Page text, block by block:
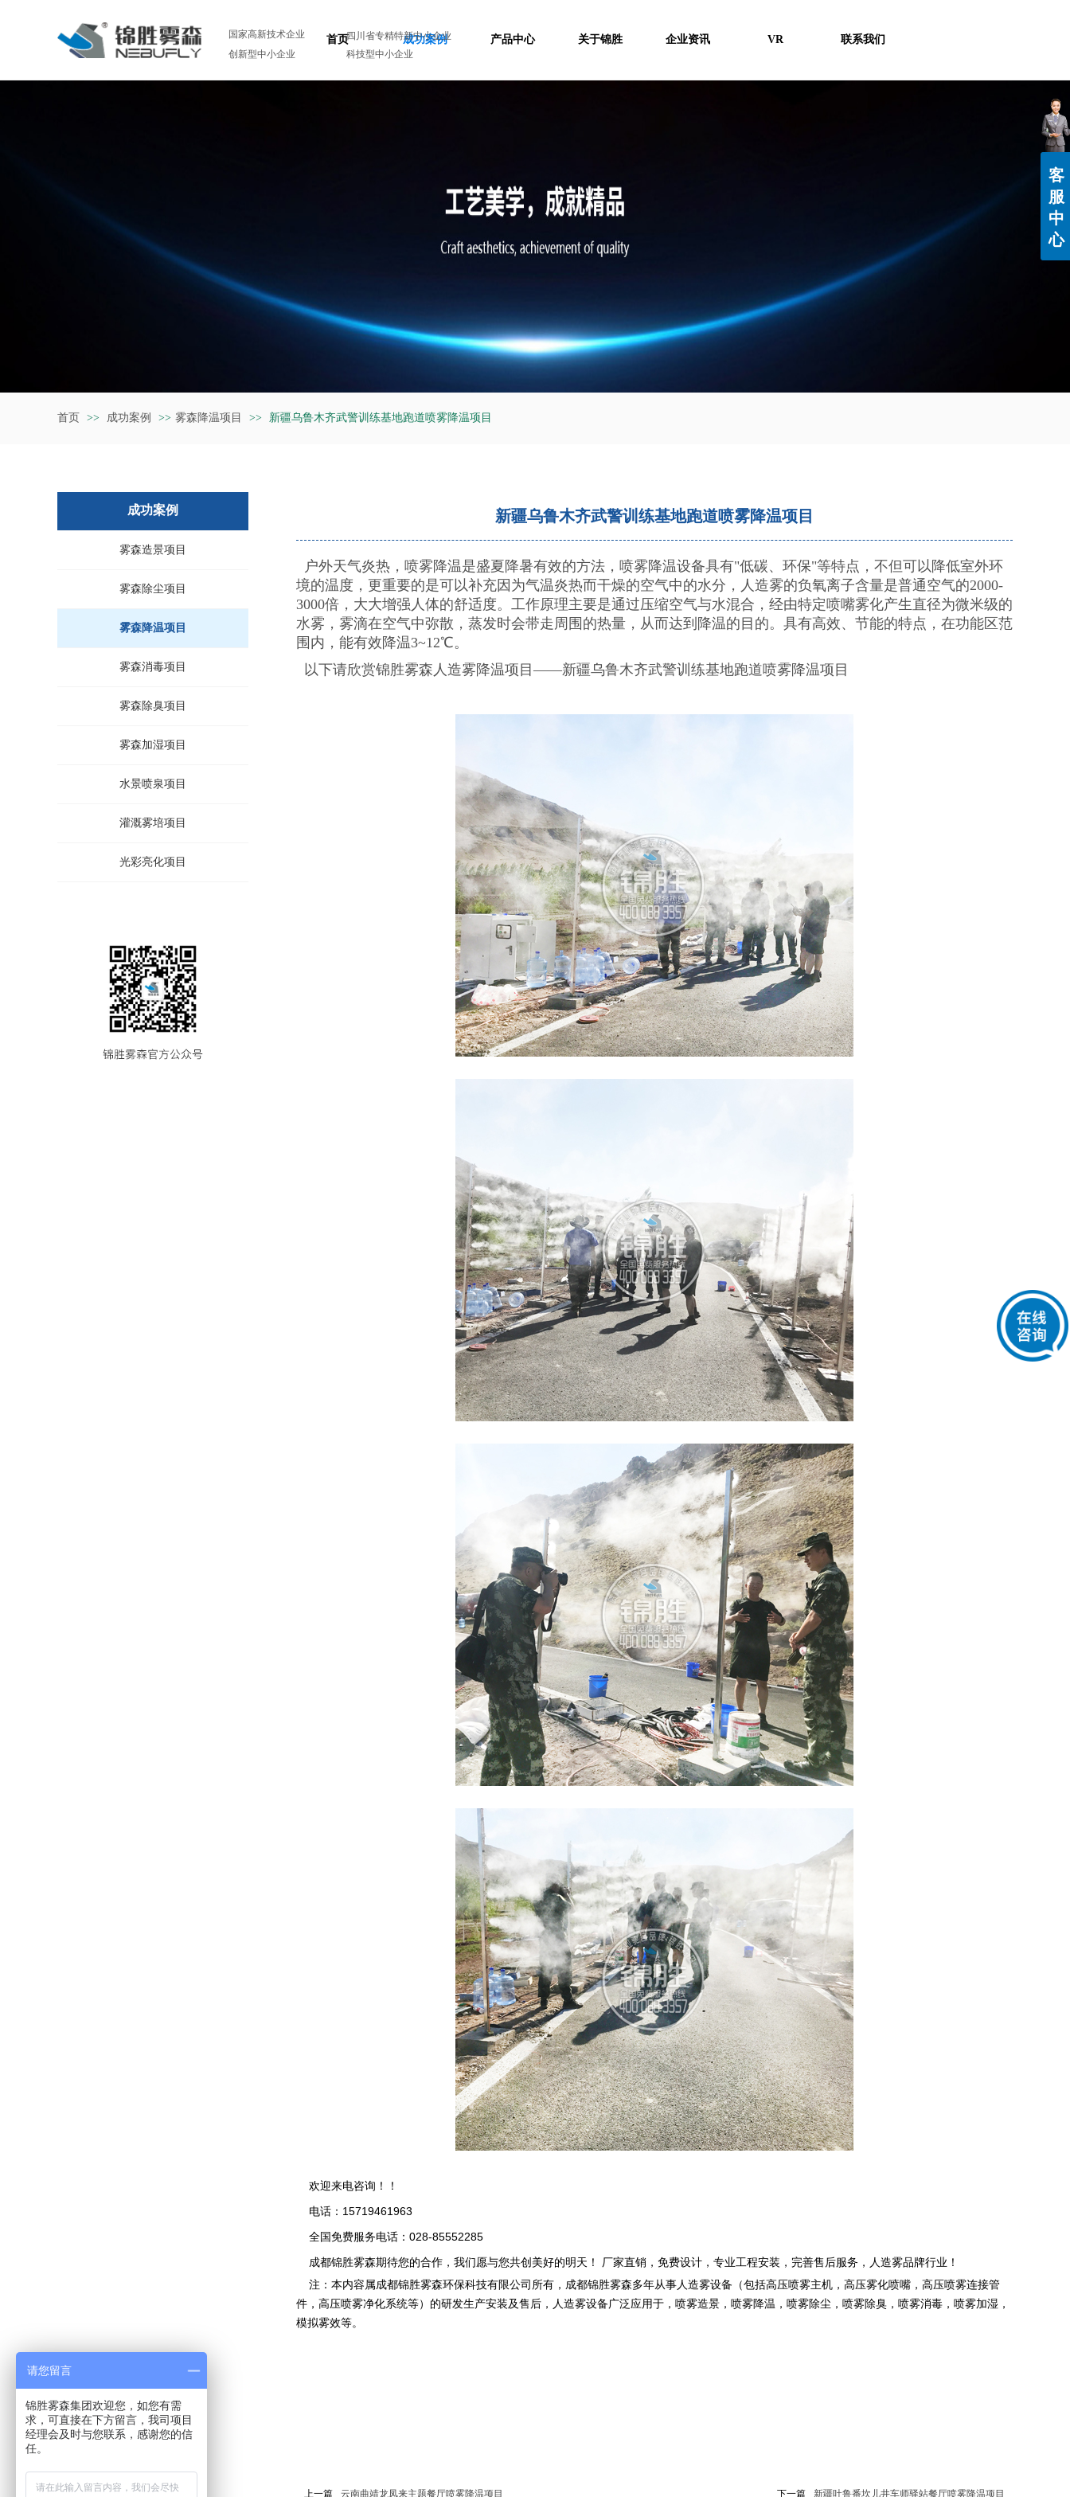
国家高新技术企业
四川省专精特新中小企业
创新型中小企业
科技型中小企业
首页 成功案例 产品中心 关于锦胜 企业资讯 VR 联系我们
首页 >> 成功案例 >> 雾森降温项目 >> 新疆乌鲁木齐武警训练基地跑道喷雾降温项目
成功案例
雾森造景项目
雾森除尘项目
雾森降温项目
雾森消毒项目
雾森除臭项目
雾森加湿项目
水景喷泉项目
灌溉雾培项目
光彩亮化项目
新疆乌鲁木齐武警训练基地跑道喷雾降温项目
户外天气炎热，喷雾降温是盛夏降暑有效的方法，喷雾降温设备具有"低碳、环保"等特点，不但可以降低室外环
境的温度，更重要的是可以补充因为气温炎热而干燥的空气中的水分，人造雾的负氧离子含量是普通空气的2000-
3000倍，大大增强人体的舒适度。工作原理主要是通过压缩空气与水混合，经由特定喷嘴雾化产生直径为微米级的
水雾，雾滴在空气中弥散，蒸发时会带走周围的热量，从而达到降温的目的。具有高效、节能的特点，在功能区范
围内，能有效降温3~12℃。
以下请欣赏锦胜雾森人造雾降温项目——新疆乌鲁木齐武警训练基地跑道喷雾降温项目
欢迎来电咨询！！
电话：15719461963
全国免费服务电话：028-85552285
成都锦胜雾森期待您的合作，我们愿与您共创美好的明天！ 厂家直销，免费设计，专业工程安装，完善售后服务，人造雾品牌行业！
注：本内容属成都锦胜雾森环保科技有限公司所有，成都锦胜雾森多年从事人造雾设备（包括高压喷雾主机，高压雾化喷嘴，高压喷雾连接管
件，高压喷雾净化系统等）的研发生产安装及售后，人造雾设备广泛应用于，喷雾造景，喷雾降温，喷雾除尘，喷雾除臭，喷雾消毒，喷雾加湿，
模拟雾效等。
上一篇 云南曲靖龙凤来主题餐厅喷雾降温项目 下一篇 新疆吐鲁番坎儿井车师驿站餐厅喷雾降温项目
客
服
中
心
请您留言
锦胜雾森集团欢迎您，如您有需
求，可直接在下方留言，我司项目
经理会及时与您联系，感谢您的信
任。